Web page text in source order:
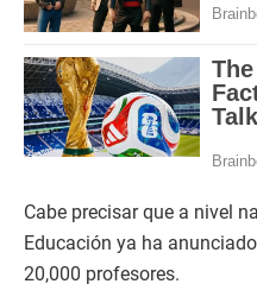
Cabe precisar que a nivel
Educación ya ha
20,000 profesores.